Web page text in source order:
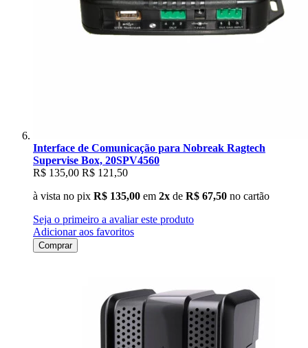
Interface de Comunicação para Nobreak Ragtech
Supervise Box, 20SPV4560
R$ 135,00 R$ 121,50
à vista no pix R$ 135,00 em 2x de R$ 67,50 no cartão
Seja o primeiro a avaliar este produto
Adicionar aos favoritos
Comprar